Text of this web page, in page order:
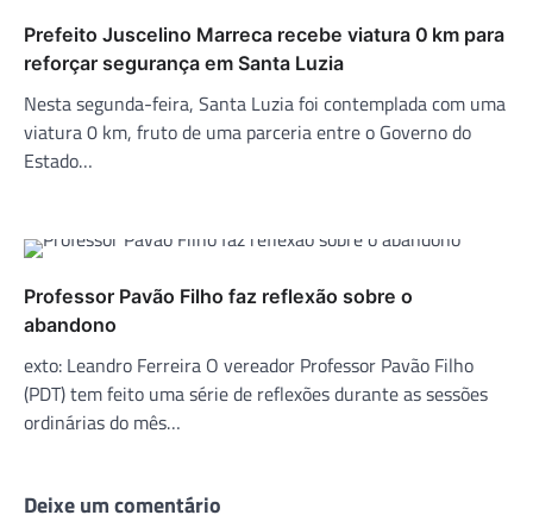
Prefeito Juscelino Marreca recebe viatura 0 km para
reforçar segurança em Santa Luzia
Nesta segunda-feira, Santa Luzia foi contemplada com uma
viatura 0 km, fruto de uma parceria entre o Governo do
Estado…
Professor Pavão Filho faz reflexão sobre o
abandono
exto: Leandro Ferreira O vereador Professor Pavão Filho
(PDT) tem feito uma série de reflexões durante as sessões
ordinárias do mês…
Deixe um comentário